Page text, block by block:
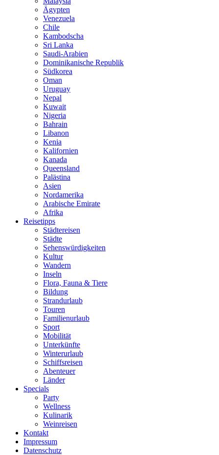
Ägypten
Venezuela
Chile
Kambodscha
Sri Lanka
Saudi-Arabien
Dominikanische Republik
Südkorea
Oman
Uruguay
Nepal
Kuwait
Nigeria
Bahrain
Libanon
Kenia
Kalifornien
Kanada
Queensland
Palästina
Asien
Nordamerika
Arabische Emirate
Afrika
Reisetipps
Städtereisen
Städte
Sehenswürdigkeiten
Kultur
Wandern
Inseln
Flora, Fauna & Tiere
Bildung
Strandurlaub
Touren
Familienurlaub
Sport
Mobilität
Unterkünfte
Winterurlaub
Schiffsreisen
Abenteuer
Länder
Specials
Party
Wellness
Kulinarik
Weinreisen
Kontakt
Impressum
Datenschutz